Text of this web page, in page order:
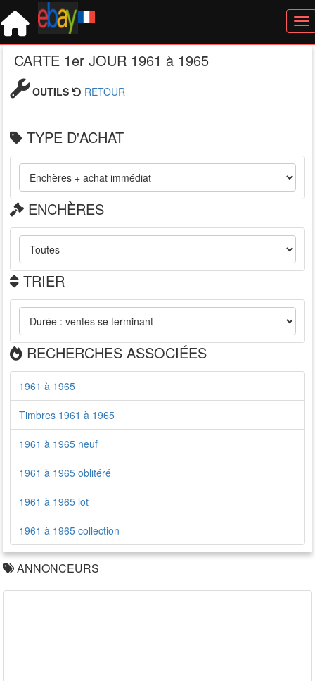
CARTE 1er JOUR 1961 à 1965
OUTILS RETOUR
TYPE D'ACHAT
ENCHÈRES
TRIER
RECHERCHES ASSOCIÉES
1961 à 1965
Timbres 1961 à 1965
1961 à 1965 neuf
1961 à 1965 oblitéré
1961 à 1965 lot
1961 à 1965 collection
ANNONCEURS